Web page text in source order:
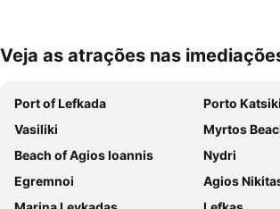
Ampliar mapa
Veja as atrações nas
Port of Lefkada
Porto Katsiki
Vasiliki
Myrtos
Beach of Agios Ioannis
Nydri
Egremnoi
Agios